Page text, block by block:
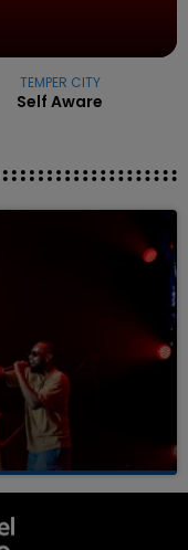
TEMPER CITY
Self Aware